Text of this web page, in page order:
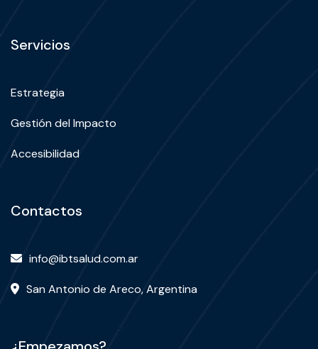
Servicios
Estrategia
Gestión del Impacto
Accesibilidad
Contactos
info@ibtsalud.com.ar
San Antonio de Areco, Argentina